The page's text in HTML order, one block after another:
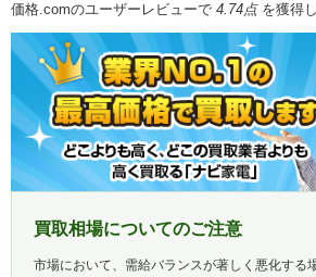
価格.comのユーザーレビューで 4.74点を獲得し
買取相場についてのご注意
市場において、需給バランスが著しく悪化する